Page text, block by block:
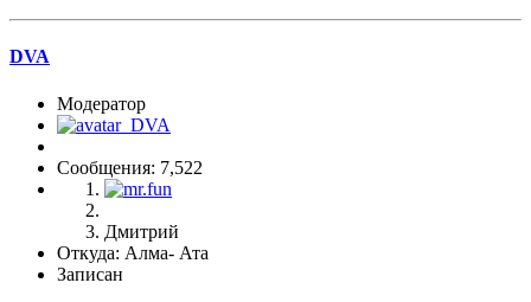
DVA
Модератор
Сообщения: 7,522
Дмитрий
Откуда: Алма- Ата
Записан